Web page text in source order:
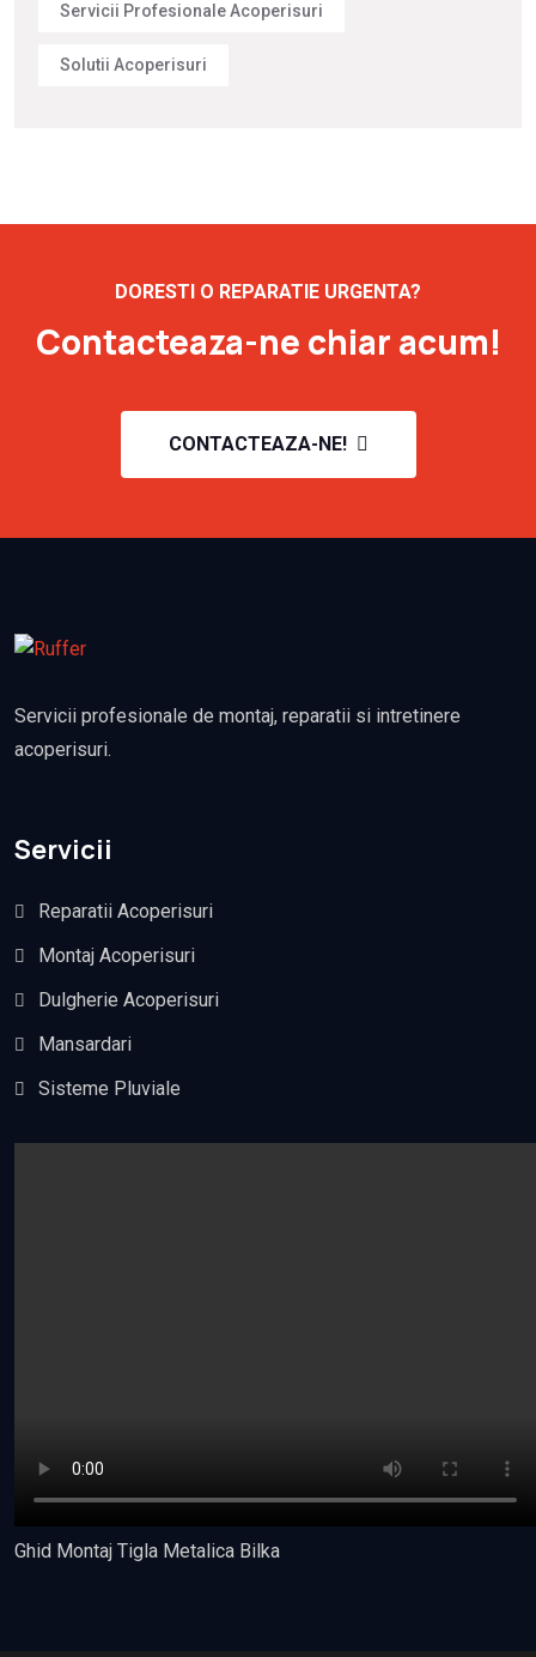
Servicii Profesionale Acoperisuri
Solutii Acoperisuri
DORESTI O REPARATIE URGENTA?
Contacteaza-ne chiar acum!
CONTACTEAZA-NE!
Servicii profesionale de montaj, reparatii si intretinere
acoperisuri.
Servicii
Reparatii Acoperisuri
Montaj Acoperisuri
Dulgherie Acoperisuri
Mansardari
Sisteme Pluviale
Ghid Montaj Tigla Metalica Bilka